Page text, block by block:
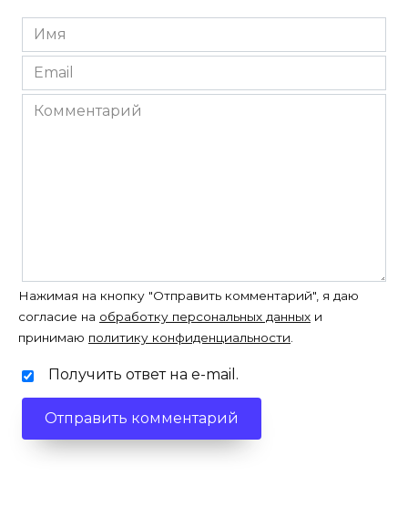
Имя
*
Email
*
Комментарий
Нажимая на кнопку "Отправить комментарий", я даю
согласие на обработку персональных данных и
принимаю политику конфиденциальности.
Получить ответ на e-mail.